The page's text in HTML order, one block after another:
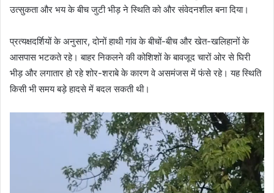
उत्सुकता और भय के बीच जुटी भीड़ ने स्थिति को और संवेदनशील बना दिया।
प्रत्यक्षदर्शियों के अनुसार, दोनों हाथी गांव के बीचों-बीच और खेत-खलिहानों के
आसपास भटकते रहे। बाहर निकलने की कोशिशों के बावजूद चारों ओर से घिरी
भीड़ और लगातार हो रहे शोर-शराबे के कारण वे असमंजस में फंसे रहे। यह स्थिति
किसी भी समय बड़े हादसे में बदल सकती थी।